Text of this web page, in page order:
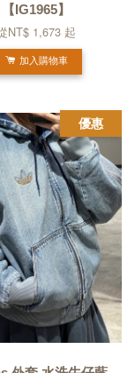
【IG1965】
NT$ 1,673 起
加入購物車
優惠